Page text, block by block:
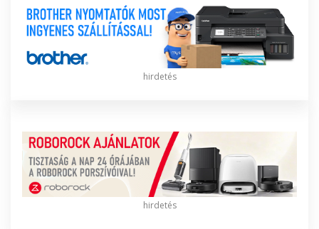
hirdetés
hirdetés